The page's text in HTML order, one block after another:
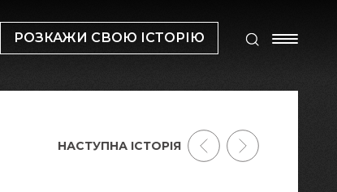
РОЗКАЖИ СВОЮ ІСТОРІЮ
НАСТУПНА ІСТОРІЯ